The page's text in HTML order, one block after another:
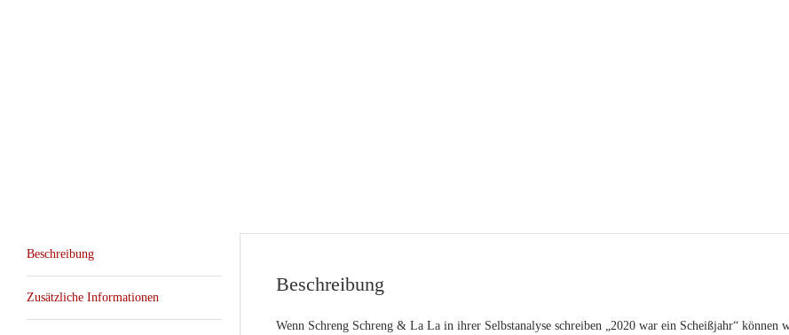
Beschreibung
Zusätzliche Informationen
Beschreibung
Wenn Schreng Schreng & La La in ihrer Selbstanalyse schreiben „2020 war ein Scheißjahr“